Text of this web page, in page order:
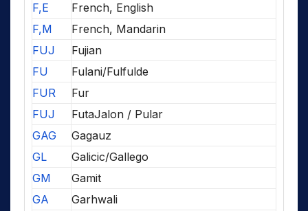
F,E
French, English
F,M
French, Mandarin
FUJ
Fujian
FU
Fulani/Fulfulde
FUR
Fur
FUJ
FutaJalon / Pular
GAG
Gagauz
GL
Galicic/Gallego
GM
Gamit
GA
Garhwali